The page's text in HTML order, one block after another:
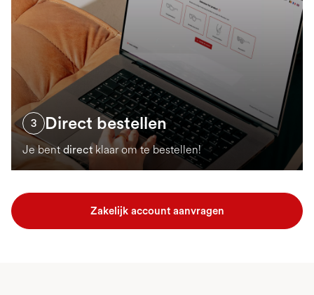
3 Direct bestellen
Je bentdirect klaar om te bestellen!
Zakelijk account aanvragen